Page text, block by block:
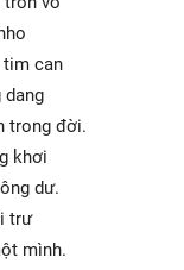
tim can
dang
trong đời.
khơi
dư.
trư
mình.